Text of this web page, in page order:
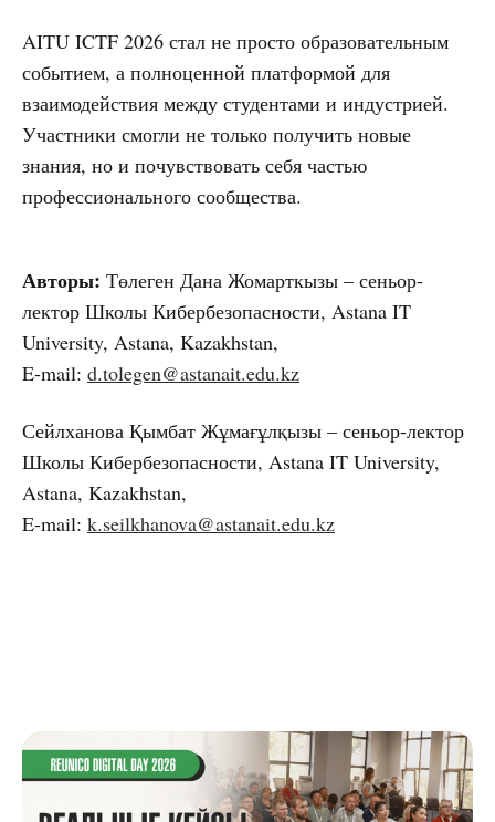
AITU ICTF 2026 стал не просто образовательным
событием, а полноценной платформой для
взаимодействия между студентами и индустрией.
Участники смогли не только получить новые
знания, но и почувствовать себя частью
профессионального сообщества.
Авторы: Төлеген Дана Жомарткызы – сеньор-
лектор Школы Кибербезопасности, Astana IT
University, Astana, Kazakhstan,
E-mail: d.tolegen@astanait.edu.kz
Сейлханова Қымбат Жұмағұлқызы – сеньор-лектор
Школы Кибербезопасности, Astana IT University,
Astana, Kazakhstan,
E-mail: k.seilkhanova@astanait.edu.kz